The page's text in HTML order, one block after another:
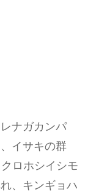
ナガカンパ
イサキの群
ロホシイシモ
、キンギョハ